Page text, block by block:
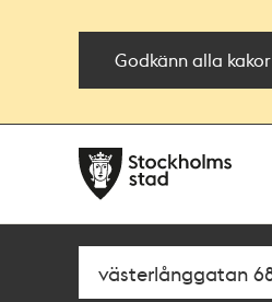
Godkänn alla kakor
navigationen
huvudinnehållet
SökFritextsök